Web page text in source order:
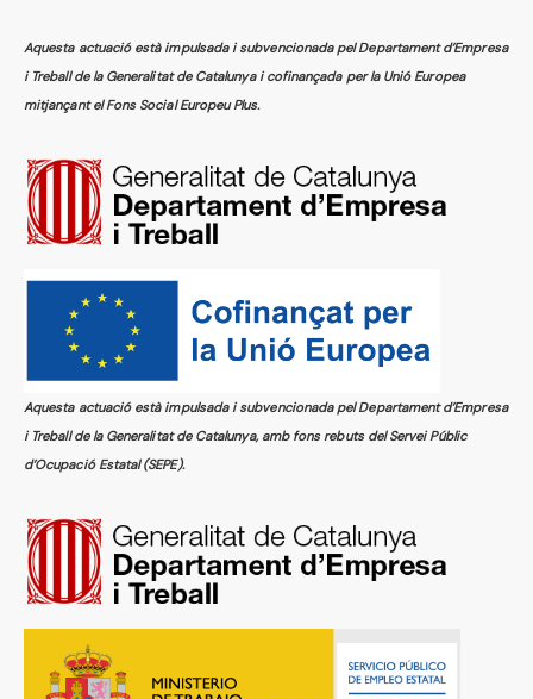
Aquesta actuació està impulsada i subvencionada pel Departament d’Empresa
i Treball de la Generalitat de Catalunya i cofinançada per la Unió Europea
mitjançant el Fons Social Europeu Plus.
Aquesta actuació està impulsada i subvencionada pel Departament d’Empresa
i Treball de la Generalitat de Catalunya, amb fons rebuts del Servei Públic
d’Ocupació Estatal (SEPE).